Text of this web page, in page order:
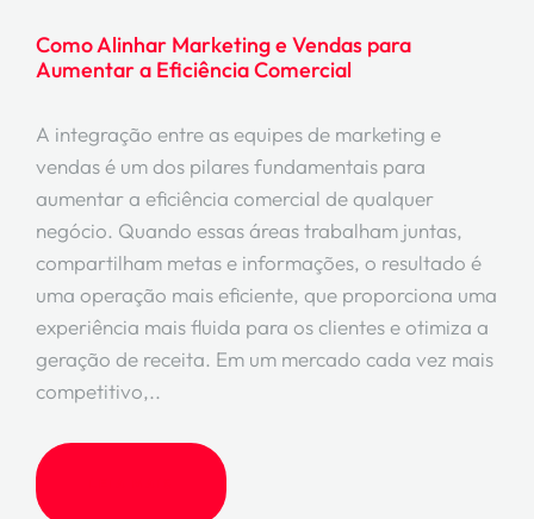
Como Alinhar Marketing e Vendas para
Aumentar a Eficiência Comercial
A integração entre as equipes de marketing e
vendas é um dos pilares fundamentais para
aumentar a eficiência comercial de qualquer
negócio. Quando essas áreas trabalham juntas,
compartilham metas e informações, o resultado é
uma operação mais eficiente, que proporciona uma
experiência mais fluida para os clientes e otimiza a
geração de receita. Em um mercado cada vez mais
competitivo,..